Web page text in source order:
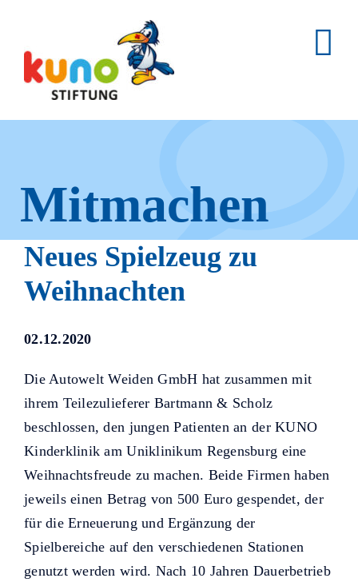
content
Mitmachen
und helfen.
Hier erfahren Sie, wie fleißige
haben.
Neues Spielzeug zu
Weihnachten
02.12.2020
Die Autowelt Weiden GmbH hat zusammen mit
ihrem Teilezulieferer Bartmann & Scholz
beschlossen, den jungen Patienten an der KUNO
Kinderklinik am Uniklinikum Regensburg eine
Weihnachtsfreude zu machen. Beide Firmen haben
jeweils einen Betrag von 500 Euro gespendet, der
für die Erneuerung und Ergänzung der
Spielbereiche auf den verschiedenen Stationen
genutzt werden wird. Nach 10 Jahren Dauerbetrieb